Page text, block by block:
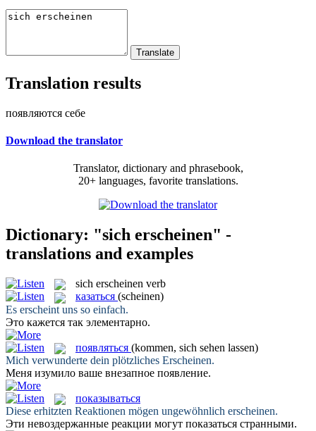
Translation results
появляются себе
Download the translator
Translator, dictionary and phrasebook,
20+ languages, favorite translations.
Dictionary: "sich erscheinen" -
translations and examples
sich erscheinen verb
казаться (scheinen)
Es erscheint uns so einfach.
Это кажется так элементарно.
появляться (kommen, sich sehen lassen)
Mich verwunderte dein plötzliches Erscheinen.
Меня изумило ваше внезапное появление.
показываться
Diese erhitzten Reaktionen mögen ungewöhnlich erscheinen.
Эти невоздержанные реакции могут показаться странными.